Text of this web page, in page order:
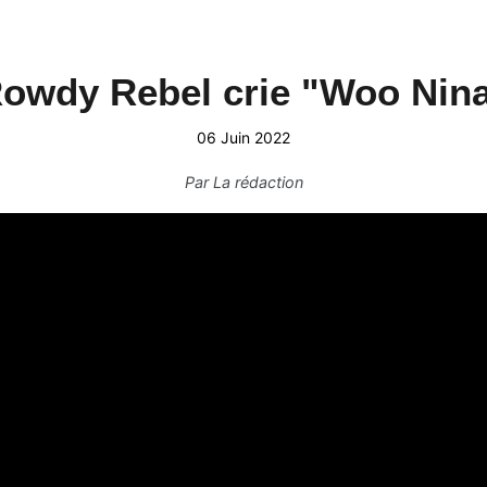
Rebel crie "Woo
06 Juin 2022
ParLa rédaction